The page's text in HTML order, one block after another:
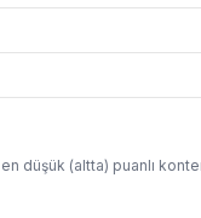
düşük (altta) puanlı